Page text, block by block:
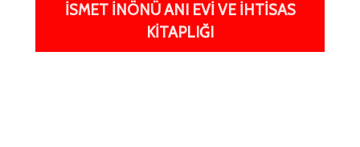
İSMET İNÖNÜ ANI EVI VE İHTISAS
KITAPLIĞI